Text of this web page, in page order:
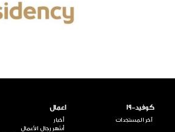
كوفيد-19
آخر المستجدات
اعمال
أخبار
أشهر رجال الأعمال